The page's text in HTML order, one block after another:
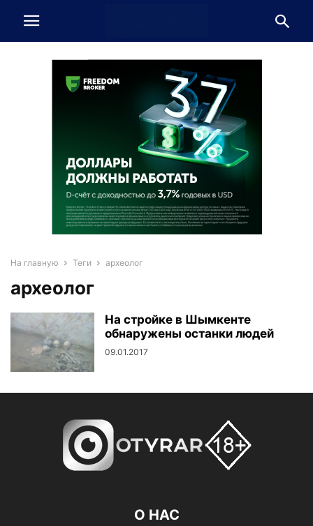
На главную Теги археолог
археолог
На стройке в Шымкенте
обнаружены останки людей
09.01.2017
О НАС